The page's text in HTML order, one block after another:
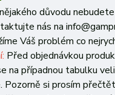
důvodu
nás na
Váš problém co
Před objednávkou
na případnou tabulku
Pozorně si prosím